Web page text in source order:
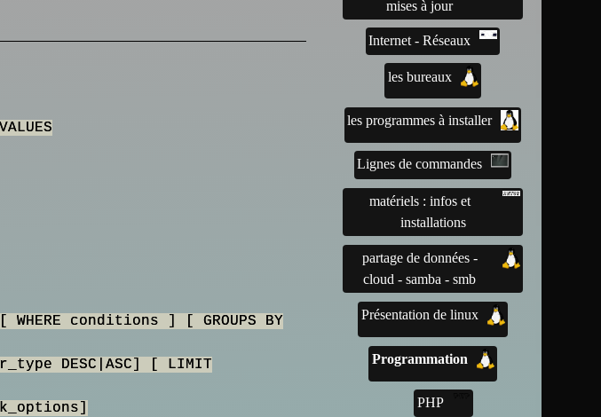
conditions ] [ GROUPS BY
DESC|ASC] [ LIMIT
mises à jour
Internet - Réseaux
les bureaux
les programmes à installer
Lignes de commandes
matériels : infos et
installations
partage de données -
cloud - samba - smb
Présentation de linux
Programmation
PHP